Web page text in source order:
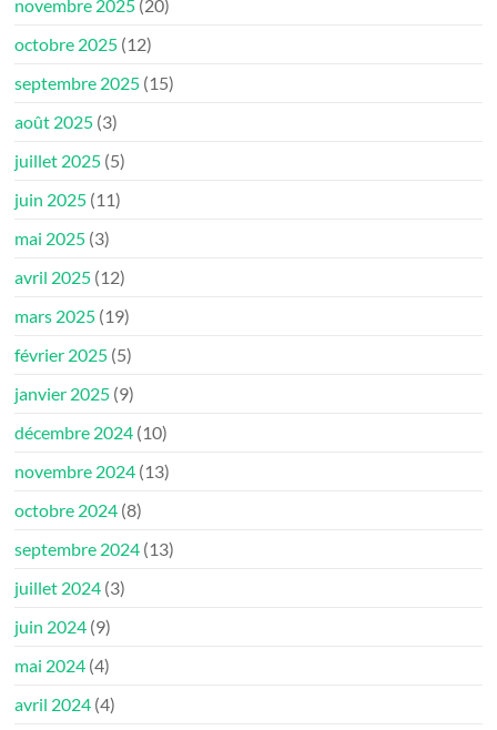
novembre 2025 (20)
octobre 2025 (12)
septembre 2025 (15)
août 2025 (3)
juillet 2025 (5)
juin 2025 (11)
mai 2025 (3)
avril 2025 (12)
mars 2025 (19)
février 2025 (5)
janvier 2025 (9)
décembre 2024 (10)
novembre 2024 (13)
octobre 2024 (8)
septembre 2024 (13)
juillet 2024 (3)
juin 2024 (9)
mai 2024 (4)
avril 2024 (4)